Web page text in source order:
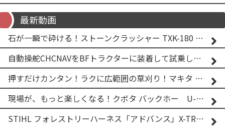
最新動画
石が一瞬で砕ける！ストーンクラッシャー TXK-180 実演
自動操舵CHCNAVをBFトラクターに装着して試乗してみた！！ CHCNAV NX610
押すだけカンタン！ラクに広範囲の草刈り！マキタ バッテリー式草刈り機 MUG001G 2
現場が、もっと楽しくなる！クボタ バックホー U-25-3A
STIHL フォレストリーハーネス「アドバンス」X-TREEm